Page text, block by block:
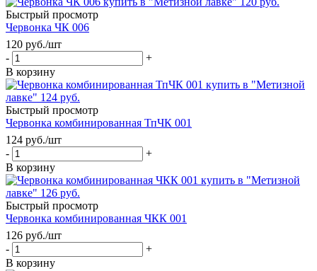
Быстрый просмотр
Червонка ЧК 006
120 руб./шт
-
+
В корзину
Быстрый просмотр
Червонка комбинированная ТпЧК 001
124 руб./шт
-
+
В корзину
Быстрый просмотр
Червонка комбинированная ЧКК 001
126 руб./шт
-
+
В корзину